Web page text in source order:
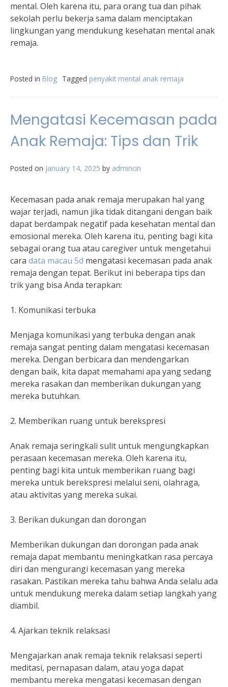
mental. Oleh karena itu, para orang tua dan pihak
sekolah perlu bekerja sama dalam menciptakan
lingkungan yang mendukung kesehatan mental anak
remaja.
Posted in Blog Tagged penyakit mental anak remaja
Mengatasi Kecemasan pada
Anak Remaja: Tips dan Trik
Posted on January 14, 2025 by admincin
Kecemasan pada anak remaja merupakan hal yang
wajar terjadi, namun jika tidak ditangani dengan baik
dapat berdampak negatif pada kesehatan mental dan
emosional mereka. Oleh karena itu, penting bagi kita
sebagai orang tua atau caregiver untuk mengetahui
cara data macau 5d mengatasi kecemasan pada anak
remaja dengan tepat. Berikut ini beberapa tips dan
trik yang bisa Anda terapkan:
1. Komunikasi terbuka
Menjaga komunikasi yang terbuka dengan anak
remaja sangat penting dalam mengatasi kecemasan
mereka. Dengan berbicara dan mendengarkan
dengan baik, kita dapat memahami apa yang sedang
mereka rasakan dan memberikan dukungan yang
mereka butuhkan.
2. Memberikan ruang untuk berekspresi
Anak remaja seringkali sulit untuk mengungkapkan
perasaan kecemasan mereka. Oleh karena itu,
penting bagi kita untuk memberikan ruang bagi
mereka untuk berekspresi melalui seni, olahraga,
atau aktivitas yang mereka sukai.
3. Berikan dukungan dan dorongan
Memberikan dukungan dan dorongan pada anak
remaja dapat membantu meningkatkan rasa percaya
diri dan mengurangi kecemasan yang mereka
rasakan. Pastikan mereka tahu bahwa Anda selalu ada
untuk mendukung mereka dalam setiap langkah yang
diambil.
4. Ajarkan teknik relaksasi
Mengajarkan anak remaja teknik relaksasi seperti
meditasi, pernapasan dalam, atau yoga dapat
membantu mereka mengatasi kecemasan dengan